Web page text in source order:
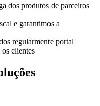
dos produtos de parceiros
e garantimos a
regularmente portal
clientes